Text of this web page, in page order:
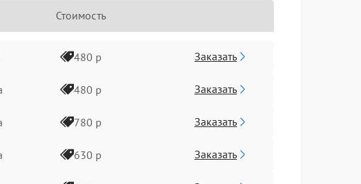
Стоимость
480 р Заказать
480 р Заказать
780 р Заказать
630 р Заказать